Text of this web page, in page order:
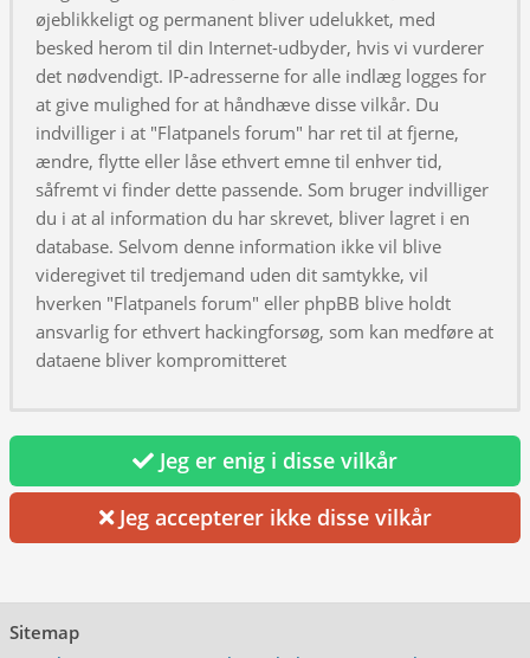
øjeblikkeligt og permanent bliver udelukket, med
besked herom til din Internet-udbyder, hvis vi vurderer
det nødvendigt. IP-adresserne for alle indlæg logges for
at give mulighed for at håndhæve disse vilkår. Du
indvilliger i at "Flatpanels forum" har ret til at fjerne,
ændre, flytte eller låse ethvert emne til enhver tid,
såfremt vi finder dette passende. Som bruger indvilliger
du i at al information du har skrevet, bliver lagret i en
database. Selvom denne information ikke vil blive
videregivet til tredjemand uden dit samtykke, vil
hverken "Flatpanels forum" eller phpBB blive holdt
ansvarlig for ethvert hackingforsøg, som kan medføre at
dataene bliver kompromitteret
Jeg er enig i disse vilkår
Jeg accepterer ikke disse vilkår
Sitemap